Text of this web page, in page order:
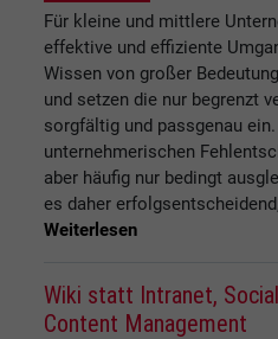
Für kleine und mittlere
effektive und effiziente
Wissen von großer
und setzen die nur begrenzt
sorgfältig und passgenau
unternehmerischen
aber häufig nur bedingt
es daher
Weiterlesen
Wiki statt Intranet,
Content Management